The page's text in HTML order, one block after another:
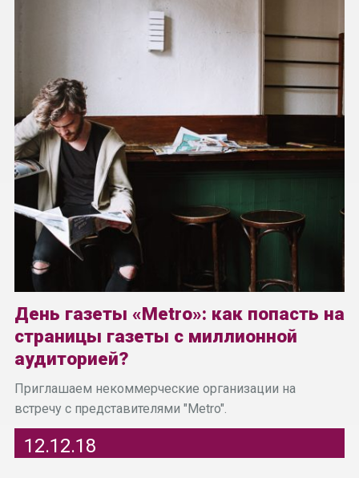
День газеты «Metro»: как попасть на
страницы газеты с миллионной
аудиторией?
Приглашаем некоммерческие организации на
встречу с представителями "Metro".
12.12.18